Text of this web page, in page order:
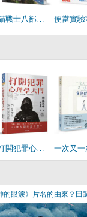
貓戰士八部曲無星氏族之四-雷鳴將至
的眼淚》片名的由來？